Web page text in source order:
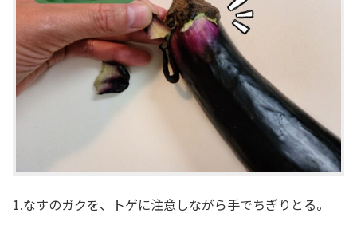
1.なすのガクを、トゲに注意しながら手でちぎりとる。